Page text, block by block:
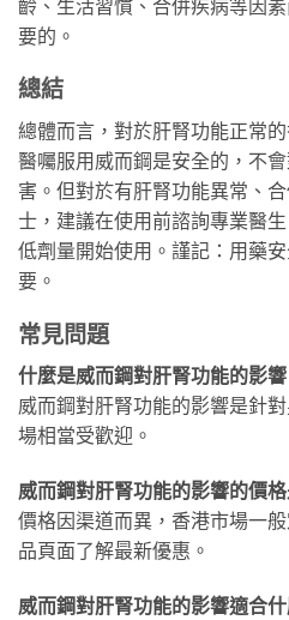
齡、生活習慣、合併疾病等因
要的。
總結
總體而言，對於肝腎功能正常
醫囑服用威而鋼是安全的，不
害。但對於有肝腎功能異常、
士，建議在使用前諮詢專業醫
低劑量開始使用。謹記：用藥
要。
常見問題
什麼是威而鋼對肝腎功能的影響
威而鋼對肝腎功能的影響是針
場相當受歡迎。
威而鋼對肝腎功能的影響的價
價格因渠道而異，香港市場一
品頁面了解最新優惠。
威而鋼對肝腎功能的影響適合